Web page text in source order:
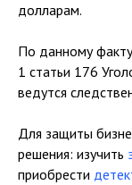
долларам.
По данному
1 статьи 176
ведутся
Для защиты
решения: изучить
приобрести